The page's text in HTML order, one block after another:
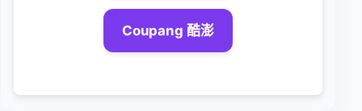
Coupang 酷澎